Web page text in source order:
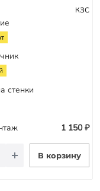
КЗС
стенки
1 150 ₽
В корзину